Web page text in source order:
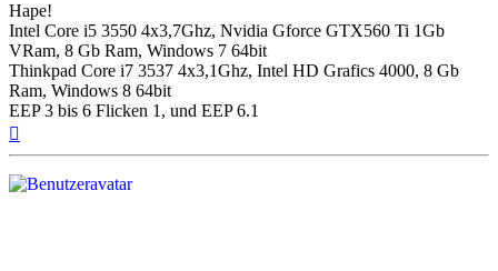
Hape!
Intel Core i5 3550 4x3,7Ghz, Nvidia Gforce GTX560 Ti 1Gb
VRam, 8 Gb Ram, Windows 7 64bit
Thinkpad Core i7 3537 4x3,1Ghz, Intel HD Grafics 4000, 8 Gb
Ram, Windows 8 64bit
EEP 3 bis 6 Flicken 1, und EEP 6.1
oben